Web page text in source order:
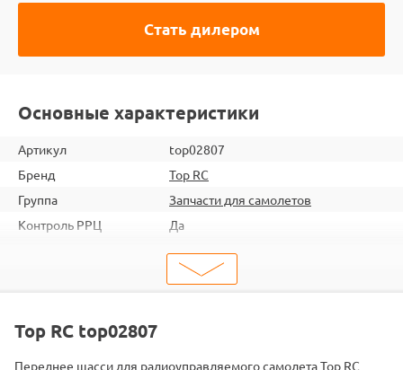
Стать дилером
Основные характеристики
Артикул
top02807
Бренд
Top RC
Группа
Запчасти для самолетов
Контроль РРЦ
Да
2000000097145
Запчасти для самолетов
Подходит
Top RC top02807
Переднее шасси для радиоуправляемого самолета Top RC